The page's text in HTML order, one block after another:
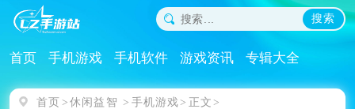
搜索
首页 手机游戏 手机软件 游戏资讯 专辑大全
首页 休闲益智 手机游戏 正文